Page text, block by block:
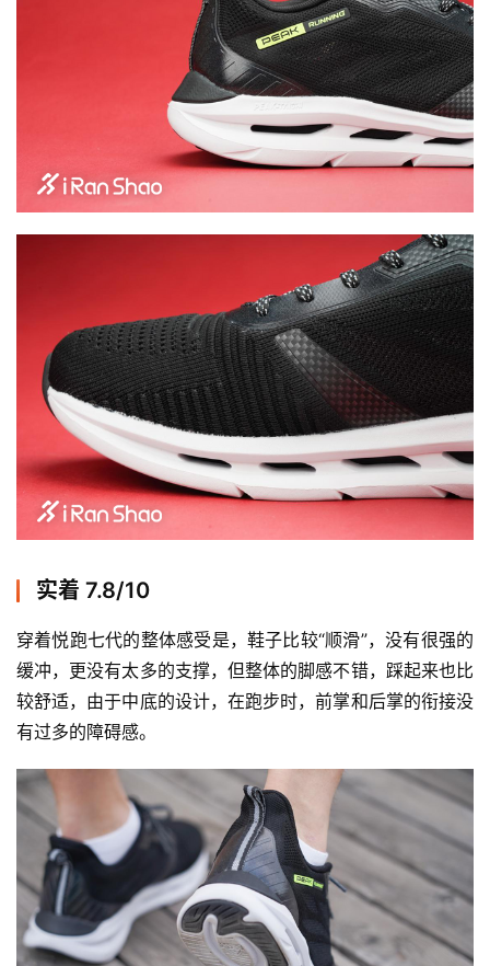
实着 7.8/10
穿着悦跑七代的整体感受是，鞋子比较“顺滑”，没有很强的
缓冲，更没有太多的支撑，但整体的脚感不错，踩起来也比
较舒适，由于中底的设计，在跑步时，前掌和后掌的衔接没
有过多的障碍感。